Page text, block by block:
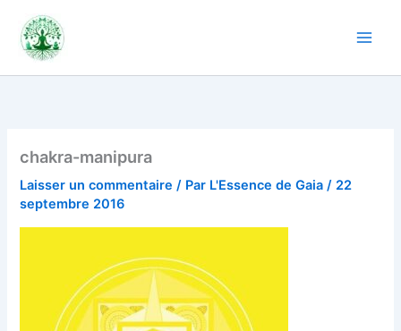
contenu
chakra-manipura
Laisser un commentaire / Par L'Essence de Gaia/ 22
septembre 2016